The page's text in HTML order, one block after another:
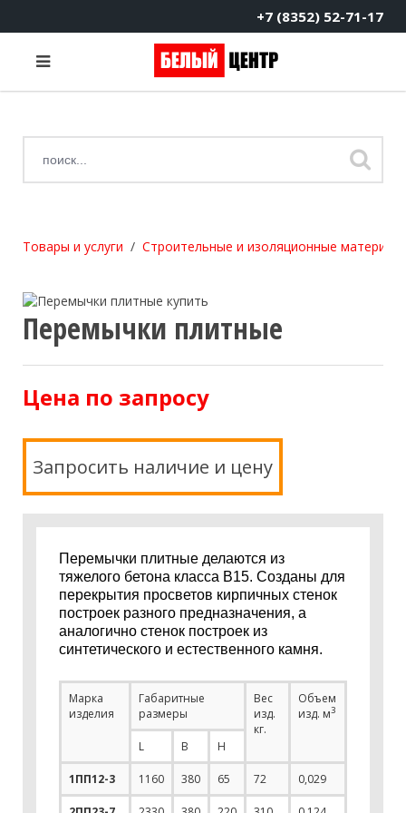
+7 (8352) 52-71-17
Товары и услуги Строительные и изоляционные
Перемычки плитные
Цена по запросу
Запросить наличие и цену
Перемычки плитные делаются из
тяжелого бетона класса В15. Созданы для
перекрытия просветов кирпичных стенок
построек разного предназначения, а
аналогично стенок построек из
синтетического и естественного камня.
Марка
изделия
Габаритные
размеры
Вес
изд.
кг.
Объем
изд. м3
L В Н
1ПП12-3 1160 380 65 72 0,029